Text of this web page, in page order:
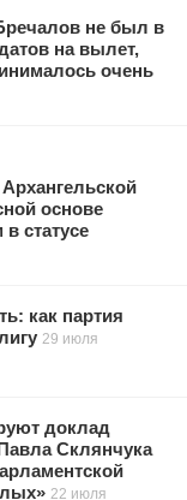
не был в
на вылет,
очень
основе
статусе
как партия
29 июля
доклад
Склянчука
22 июля